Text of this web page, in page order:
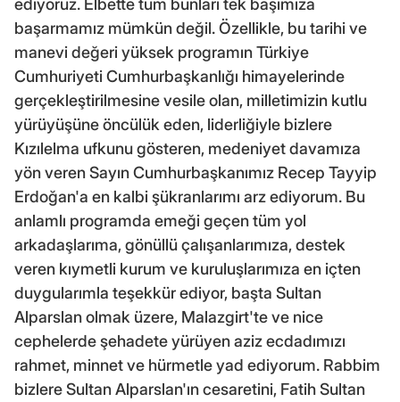
ediyoruz. Elbette tüm bunları tek başımıza
başarmamız mümkün değil. Özellikle, bu tarihi ve
manevi değeri yüksek programın Türkiye
Cumhuriyeti Cumhurbaşkanlığı himayelerinde
gerçekleştirilmesine vesile olan, milletimizin kutlu
yürüyüşüne öncülük eden, liderliğiyle bizlere
Kızılelma ufkunu gösteren, medeniyet davamıza
yön veren Sayın Cumhurbaşkanımız Recep Tayyip
Erdoğan'a en kalbi şükranlarımı arz ediyorum. Bu
anlamlı programda emeği geçen tüm yol
arkadaşlarıma, gönüllü çalışanlarımıza, destek
veren kıymetli kurum ve kuruluşlarımıza en içten
duygularımla teşekkür ediyor, başta Sultan
Alparslan olmak üzere, Malazgirt'te ve nice
cephelerde şehadete yürüyen aziz ecdadımızı
rahmet, minnet ve hürmetle yad ediyorum. Rabbim
bizlere Sultan Alparslan'ın cesaretini, Fatih Sultan